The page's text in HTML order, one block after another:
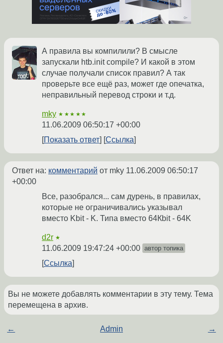
А правила вы компилили? В смысле
запускали htb.init compile? И какой в этом
случае получали список правил? А так
проверьте все ещё раз, может где опечатка,
неправильный перевод строки и т.д.
mky ★★★★★
11.06.2009 06:50:17 +00:00
Показать ответ
Ссылка
Ответ на: комментарий от mky 11.06.2009 06:50:17
+00:00
Все, разобрался... сам дурень, в правилах,
которые не ограничивались указывал
вместо Kbit - K. Типа вместо 64Кbit - 64K
d2r ★
11.06.2009 19:47:24 +00:00 автор топика
Ссылка
Вы не можете добавлять комментарии в эту тему. Тема
перемещена в архив.
← Admin →